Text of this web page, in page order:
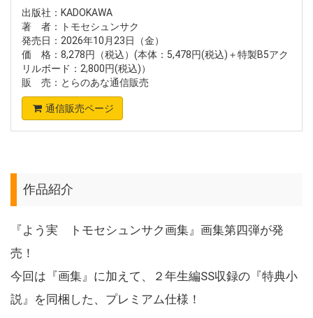
出版社：KADOKAWA
著 者：トモセシュンサク
発売日：2026年10月23日（金）
価 格：8,278円（税込）(本体：5,478円(税込)＋特製B5アク
リルボード：2,800円(税込)）
販 売：とらのあな通信販売
通信販売ページ
作品紹介
『よう実 トモセシュンサク画集』画集第四弾が発
売！
今回は『画集』に加えて、２年生編SS収録の『特典小
説』を同梱した、プレミアム仕様！